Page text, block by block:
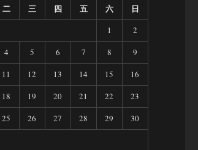
二 三 四 五 六 日
1
2
4 5 6 7 8
9
11 12 13 14 15
16
18 19 20 21 22
23
25 26 27 28 29
30